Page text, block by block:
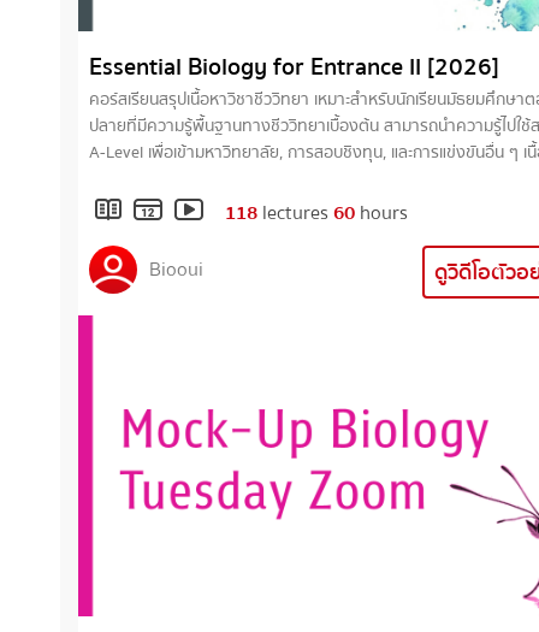
Essential Biology for Entrance II [2026]
คอร์สเรียนสรุปเนื้อหาวิชาชีววิทยา เหมาะสำหรับนักเรียนมัธยมศึกษา
ปลายที่มีความรู้พื้นฐานทางชีววิทยาเบื้องต้น สามารถนำความรู้ไปใช้
A-Level เพื่อเข้ามหาวิทยาลัย, การสอบชิงทุน, และการแข่งขันอื่น ๆ เนื้อหา
ฮอร์โมน • การเคลื่อนไหวในสัตว์ • โครงสร้างและหน้าที่ของพืชดอก • การ
การเจริญของพืชดอก • การลำเลียงน้ำและอาหารในพืช • วิวัฒนาการ •
นิเวศวิทยา • พฤติกรรมสัตว์ • ความหลากหลายของสิ่งมีชีวิต
118lectures60hours
Biooui
ดูวิดีโอตัวอ